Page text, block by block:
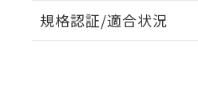
EU RoHS 注意事項・凡例
規格認証/適合状況